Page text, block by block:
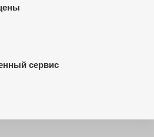
сервис